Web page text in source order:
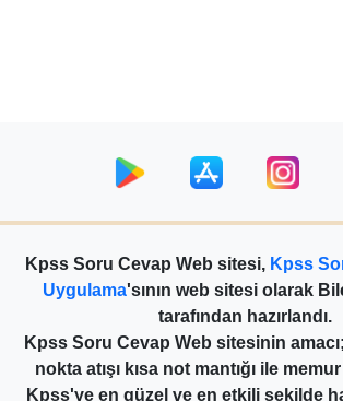
Kpss Soru Cevap Web sitesi, Kpss
Uygulama'sının web sitesi olarak
tarafından hazırlandı.
Kpss Soru Cevap Web sitesinin
nokta atışı kısa not mantığı ile memur
Kpss'ye en güzel ve en etkili şekilde